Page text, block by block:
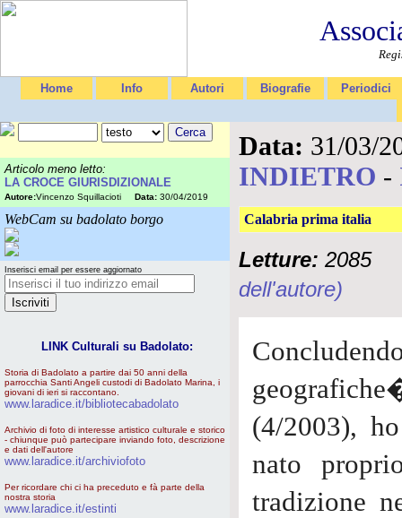
Home Info Autori Biografie Periodici
Articolo meno letto:
LA CROCE GIURISDIZIONALE
Autore:Vincenzo Squillacioti Data: 30/04/2019
WebCam su badolato borgo
Inserisci email per essere aggiornato
LINK Culturali su Badolato:
Storia di Badolato a partire dai 50 anni della
parrocchia Santi Angeli custodi di Badolato Marina, i
giovani di ieri si raccontano.
www.laradice.it/bibliotecabadolato
Archivio di foto di interesse artistico culturale e storico
- chiunque può partecipare inviando foto, descrizione
e dati dell'autore
www.laradice.it/archiviofoto
Per ricordare chi ci ha preceduto e fà parte della
nostra storia
www.laradice.it/estinti
Data: 31/03/
INDIETRO -
Calabria prima italia
Letture: 2085
dell'autore)
(4/2003),
nato
tradizione